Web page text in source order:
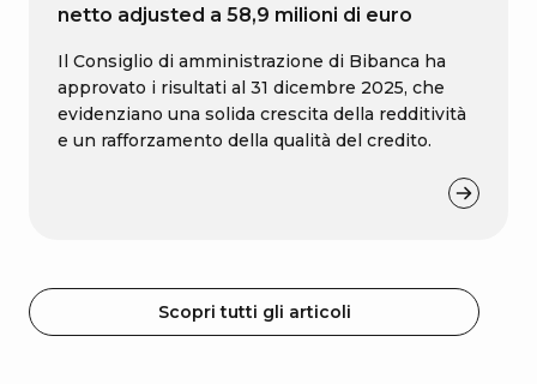
netto adjusted a 58,9 milioni di euro
Il Consiglio di amministrazione di Bibanca ha
approvato i risultati al 31 dicembre 2025, che
evidenziano una solida crescita della redditività
e un rafforzamento della qualità del credito.
Scopri tutti gli articoli